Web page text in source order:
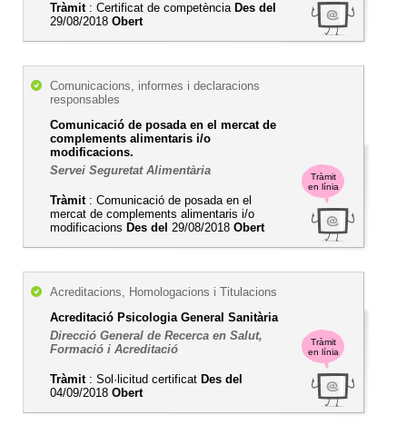
Tràmit: Certificat de competència Des del
29/08/2018 Obert
Tràmit
en línia
Comunicacions, informes i declaracions
responsables
Comunicació de posada en el mercat de
complements alimentaris i/o
modificacions.
Servei Seguretat Alimentària
Tràmit: Comunicació de posada en el
mercat de complements alimentaris i/o
modificacions Des del 29/08/2018 Obert
Tràmit
en línia
Acreditacions, Homologacions i Titulacions
Acreditació Psicologia General Sanitària
Direcció General de Recerca en Salut,
Formació i Acreditació
Tràmit: Sol·licitud certificat Des del
04/09/2018 Obert